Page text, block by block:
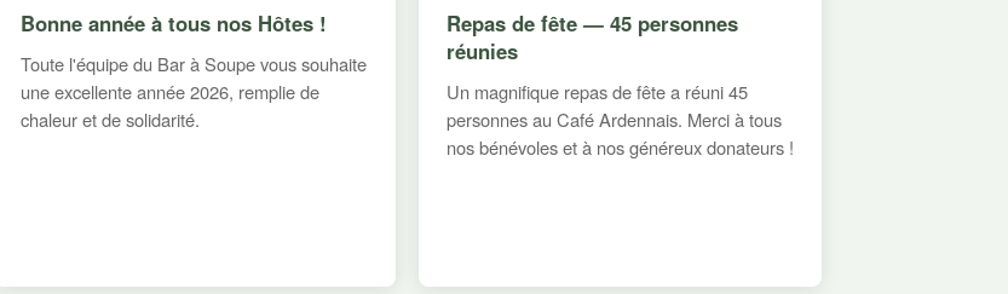
Bonne année à tous nos Hôtes !
Toute l'équipe du Bar à Soupe vous souhaite
une excellente année 2026, remplie de
chaleur et de solidarité.
Repas de fête — 45 personnes
réunies
Un magnifique repas de fête a réuni 45
personnes au Café Ardennais. Merci à tous
nos bénévoles et à nos généreux donateurs !